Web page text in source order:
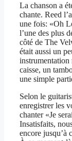
La chanson a
chante. Reed
une fois: «Oh
l’une des plus
côté de The
était aussi un
instrumentation
caisse, un
une simple
Selon le
enregistrer les
chanter «Je
Insatisfaits,
encore jusqu’à